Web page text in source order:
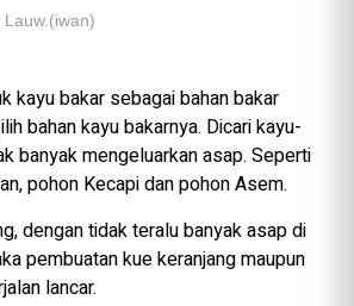
kayu bakar sebagai bahan bakar
bahan kayu bakarnya. Dicari kayu-
banyak mengeluarkan asap. Seperti
pohon Kecapi dan pohon Asem.
dengan tidak teralu banyak asap di
pembuatan kue keranjang maupun
lancar.